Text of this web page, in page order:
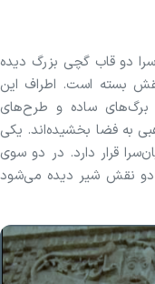
دو قاب گچی بزرگ دیده
بسته است. اطراف این
برگ‌های ساده و طرح‌های
به فضا بخشیده‌اند. یکی
قرار دارد. در دو سوی
نقش شیر دیده می‌شود